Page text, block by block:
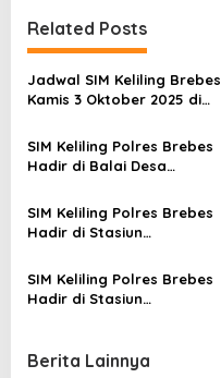
n
a
v
i
g
a
t
i
n
Related Posts
Jadwal SIM Keliling Brebes
Kamis 3 Oktober 2025 di
Larangan
SIM Keliling Polres Brebes
Hadir di Balai Desa
Jumat 12 September 2025
SIM Keliling Polres Brebes
Hadir di Stasiun
September 2025
SIM Keliling Polres Brebes
Hadir di Stasiun
Berita Lainnya